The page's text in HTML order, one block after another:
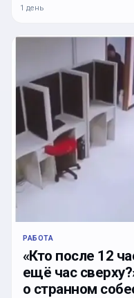
1 день
РАБОТА
«Кто после 12
ещё час
о странном